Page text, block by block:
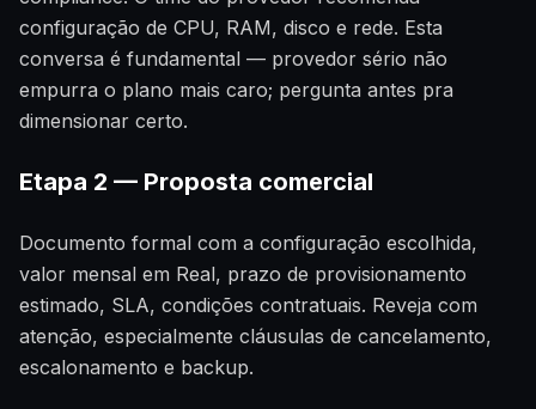
configuração de CPU, RAM, disco e rede. Esta
conversa é fundamental — provedor sério não
empurra o plano mais caro; pergunta antes pra
dimensionar certo.
Etapa 2 — Proposta comercial
Documento formal com a configuração escolhida,
valor mensal em Real, prazo de provisionamento
estimado, SLA, condições contratuais. Reveja com
atenção, especialmente cláusulas de cancelamento,
escalonamento e backup.